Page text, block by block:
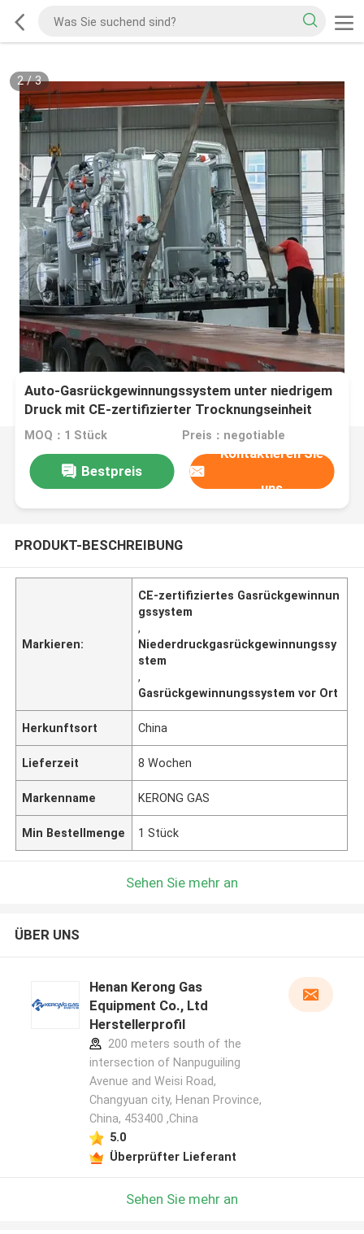
2/3
Auto-Gasrückgewinnungssystem unter niedrigem
Druck mit CE-zertifizierter Trocknungseinheit
MOQ：1 Stück Preis：negotiable
Bestpreis
Kontaktieren Sie
uns
PRODUKT-BESCHREIBUNG
Markieren:
CE-zertifiziertes Gasrückgewinnun
gssystem
,
Niederdruckgasrückgewinnungssy
stem
,
Gasrückgewinnungssystem vor Ort
Herkunftsort China
Lieferzeit 8 Wochen
Markenname KERONG GAS
Min Bestellmenge 1 Stück
Sehen Sie mehr an
ÜBER UNS
Henan Kerong Gas
Equipment Co., Ltd
Herstellerprofil
200 meters south of the
intersection of Nanpuguiling
Avenue and Weisi Road,
Changyuan city, Henan Province,
China, 453400 ,China
5.0
Überprüfter Lieferant
Sehen Sie mehr an